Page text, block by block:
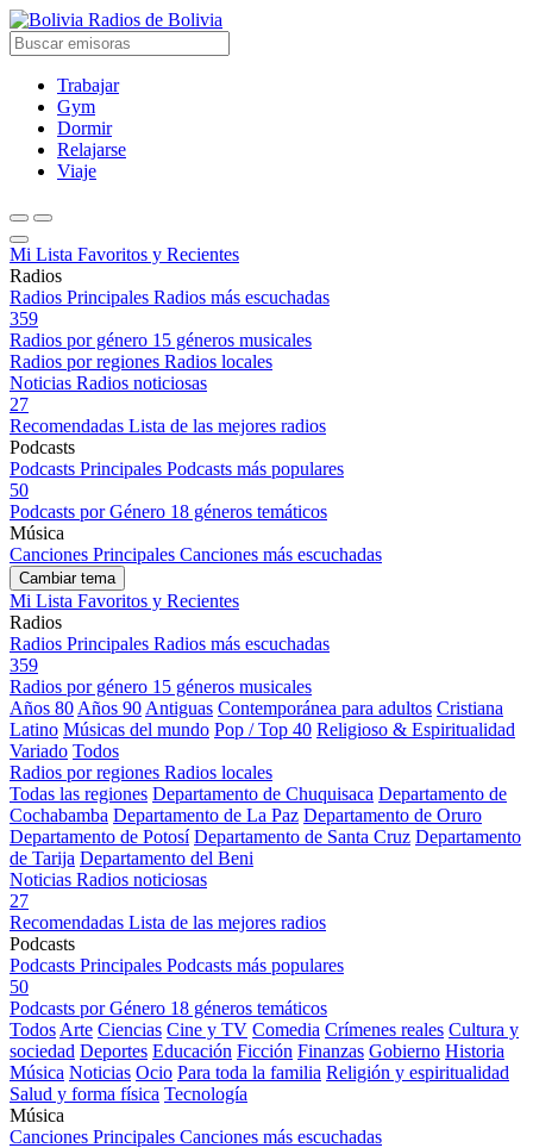
Radios de Bolivia
Trabajar
Gym
Dormir
Relajarse
Viaje
Mi Lista Favoritos y Recientes
Radios
Radios Principales Radios más escuchadas
359
Radios por género 15 géneros musicales
Radios por regiones Radios locales
Noticias Radios noticiosas
27
Recomendadas Lista de las mejores radios
Podcasts
Podcasts Principales Podcasts más populares
50
Podcasts por Género 18 géneros temáticos
Música
Canciones Principales Canciones más escuchadas
Cambiar tema
Mi Lista Favoritos y Recientes
Radios
Radios Principales Radios más escuchadas
359
Radios por género 15 géneros musicales
Años 80 Años 90 Antiguas Contemporánea para adultos Cristiana
Latino Músicas del mundo Pop / Top 40 Religioso & Espiritualidad
Variado Todos
Radios por regiones Radios locales
Todas las regiones Departamento de Chuquisaca Departamento de
Cochabamba Departamento de La Paz Departamento de Oruro
Departamento de Potosí Departamento de Santa Cruz Departamento
de Tarija Departamento del Beni
Noticias Radios noticiosas
27
Recomendadas Lista de las mejores radios
Podcasts
Podcasts Principales Podcasts más populares
50
Podcasts por Género 18 géneros temáticos
Todos Arte Ciencias Cine y TV Comedia Crímenes reales Cultura y
sociedad Deportes Educación Ficción Finanzas Gobierno Historia
Música Noticias Ocio Para toda la familia Religión y espiritualidad
Salud y forma física Tecnología
Música
Canciones Principales Canciones más escuchadas